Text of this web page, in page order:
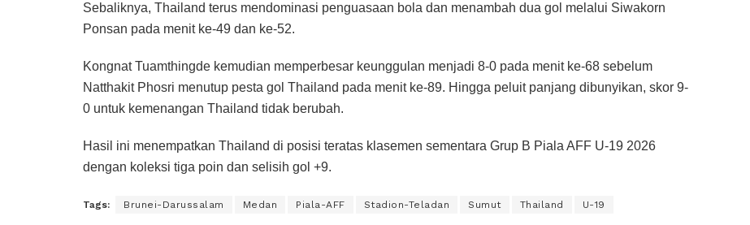
Sebaliknya, Thailand terus mendominasi penguasaan bola dan menambah dua gol melalui Siwakorn
Ponsan pada menit ke-49 dan ke-52.
Kongnat Tuamthingde kemudian memperbesar keunggulan menjadi 8-0 pada menit ke-68 sebelum
Natthakit Phosri menutup pesta gol Thailand pada menit ke-89. Hingga peluit panjang dibunyikan, skor 9-
0 untuk kemenangan Thailand tidak berubah.
Hasil ini menempatkan Thailand di posisi teratas klasemen sementara Grup B Piala AFF U-19 2026
dengan koleksi tiga poin dan selisih gol +9.
Tags: Brunei-Darussalam Medan Piala-AFF Stadion-Teladan Sumut Thailand U-19